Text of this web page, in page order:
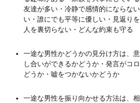
友達が多い・冷静で感情的にならな
い・誰にでも平等に優しい・見返り
人を裏切らない・どんな約束も守る
一途な男性かどうかの見分け方は、
し合いができるかどうか・発言がコ
どうか・嘘をつかないかどうか
一途な男性を振り向かせる方法は、